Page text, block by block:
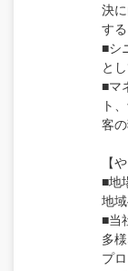
決
する
■シ
と
■マ
ト
客
【
■地
地
■当
多
プ